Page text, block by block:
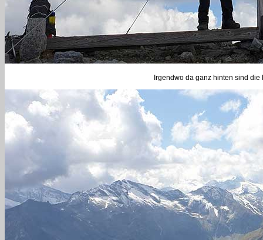
Irgendwo da ganz hinten sind